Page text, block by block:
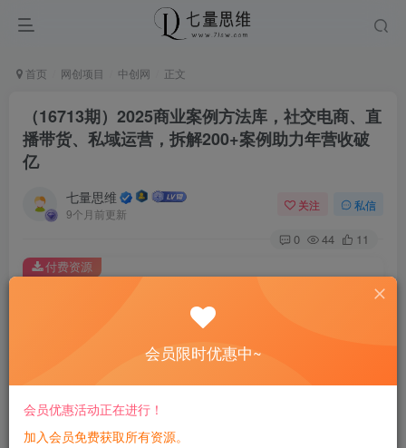
首页 网创项目 中创网 正文
（16713期）2025商业案例方法库，社交电商、直
播带货、私域运营，拆解200+案例助力年营收破
亿
七量思维
9个月前更新
关注 私信
0 44 11
此内容为付费资源，请付费后查看
￥8.8
黄金会员免费 钻石会员免费
付费资源
会员限时优惠中~
会员优惠活动正在进行！
加入会员免费获取所有资源。